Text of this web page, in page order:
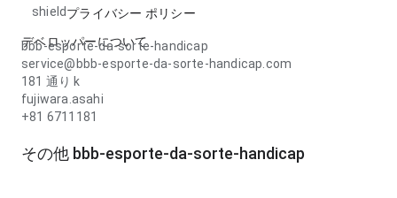
shieldプライバシー ポリシー
デベロッパーについて
bbb-esporte-da-sorte-handicap
service@bbb-esporte-da-sorte-handicap.com
181 通り k
fujiwara.asahi
+81 6711181
その他 bbb-esporte-da-sorte-handicap